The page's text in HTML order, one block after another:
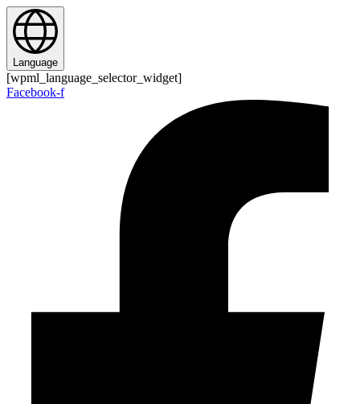
Zum
Inhalt
springen
Language
[wpml_language_selector_widget]
Facebook-f